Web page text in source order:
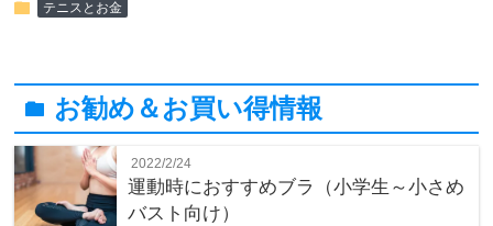
folder テニスとお金
folder お勧め＆お買い得情報
2022/2/24
運動時におすすめブラ（小学生～小さめ
バスト向け）